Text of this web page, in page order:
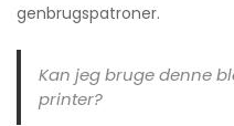
genbrugspatroner.
Kan jeg bruge denne
printer?